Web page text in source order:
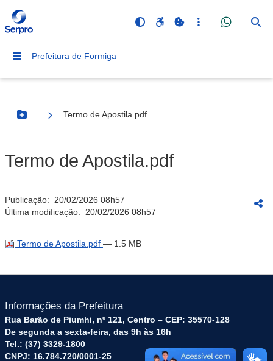
Prefeitura de Formiga
Botão Menu
Termo de Apostila.pdf
Termo de Apostila.pdf
Publicação: 20/02/2026 08h57
Última modificação: 20/02/2026 08h57
Termo de Apostila.pdf — 1.5 MB
Informações da Prefeitura
Rua Barão de Piumhi, nº 121, Centro – CEP: 35570-128
De segunda a sexta-feira, das 9h às 16h
Tel.: (37) 3329-1800
CNPJ: 16.784.720/0001-25